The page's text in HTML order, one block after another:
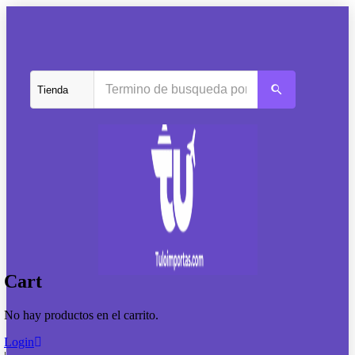
Cart
No hay productos en el carrito.
Login